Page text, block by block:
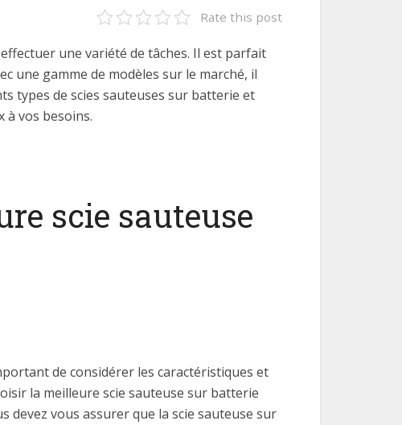
Rate this post
une variété de tâches. Il est parfait
une gamme de modèles sur le marché, il
types de scies sauteuses sur batterie et
à vos besoins.
scie sauteuse
de considérer les caractéristiques et
la meilleure scie sauteuse sur batterie
devez vous assurer que la scie sauteuse sur